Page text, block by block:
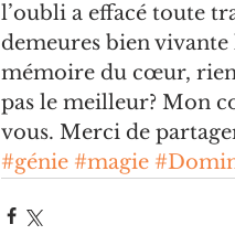
l’oubli a effacé toute
demeures bien
mémoire du cœur, rien
pas le meilleur? Mon
vous. Merci de
#génie #magie